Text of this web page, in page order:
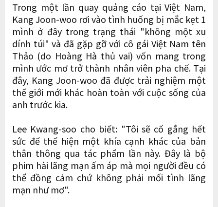
Trong một lần quay quảng cáo tại Việt Nam,
Kang Joon-woo rơi vào tình huống bị mắc kẹt 1
mình ở đây trong trạng thái "không một xu
dính túi" và đã gặp gỡ với cô gái Việt Nam tên
Thảo (do Hoàng Hà thủ vai) vốn mang trong
mình ước mơ trở thành nhân viên pha chế. Tại
đây, Kang Joon-woo đã được trải nghiệm một
thế giới mới khác hoàn toàn với cuộc sống của
anh trước kia.
Lee Kwang-soo cho biết: "Tôi sẽ cố gắng hết
sức để thể hiện một khía cạnh khác của bản
thân thông qua tác phẩm lần này. Đây là bộ
phim hài lãng mạn ấm áp mà mọi người đều có
thể đồng cảm chứ không phải mối tình lãng
mạn như mơ".